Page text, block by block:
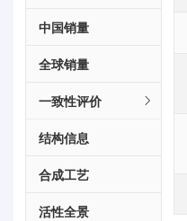
中国销量
全球销量
一致性评价
结构信息
合成工艺
活性全景